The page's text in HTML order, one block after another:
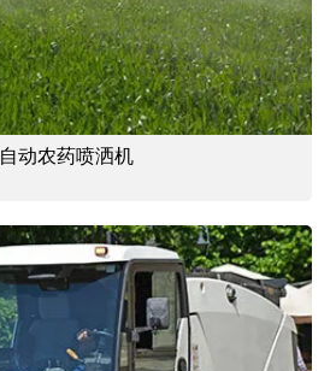
自动农药喷洒机